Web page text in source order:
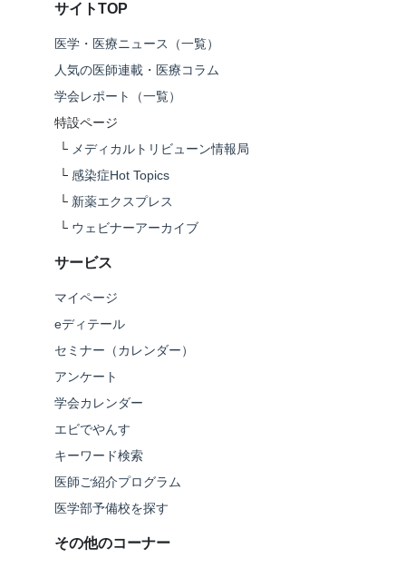
サイトTOP
医学・医療ニュース（一覧）
人気の医師連載・医療コラム
学会レポート（一覧）
特設ページ
└ メディカルトリビューン情報局
└ 感染症Hot Topics
└ 新薬エクスプレス
└ ウェビナーアーカイブ
サービス
マイページ
eディテール
セミナー（カレンダー）
アンケート
学会カレンダー
エビでやんす
キーワード検索
医師ご紹介プログラム
医学部予備校を探す
その他のコーナー